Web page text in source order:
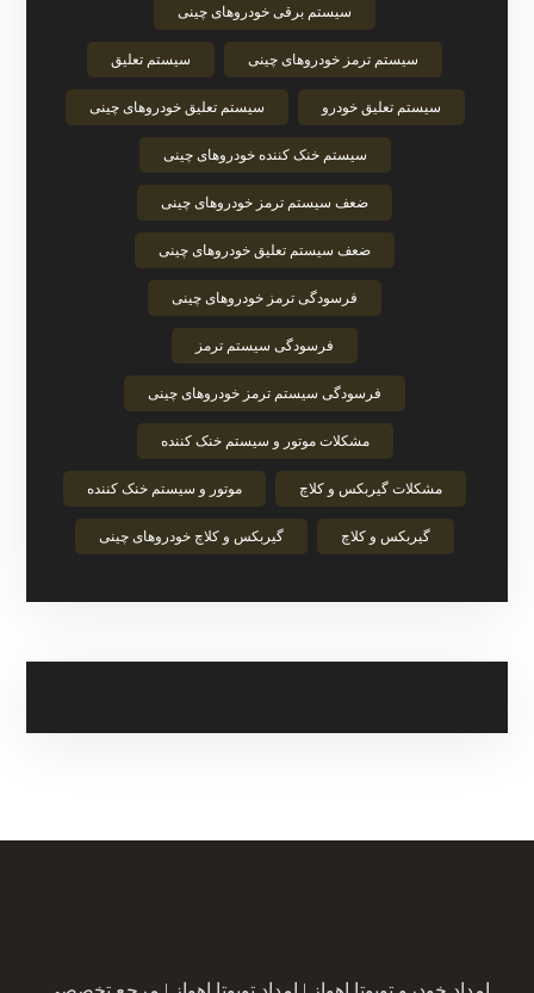
سیستم برقی خودروهای چینی
سیستم ترمز خودروهای چینی سیستم تعلیق
سیستم تعلیق خودرو سیستم تعلیق خودروهای چینی
سیستم خنک‌ کننده خودروهای چینی
ضعف سیستم ترمز خودروهای چینی
ضعف سیستم تعلیق خودروهای چینی
فرسودگی ترمز خودروهای چینی
فرسودگی سیستم ترمز
فرسودگی سیستم ترمز خودروهای چینی
مشکلات موتور و سیستم خنک‌ کننده
مشکلات گیربکس و کلاچ موتور و سیستم خنک‌ کننده
گیربکس و کلاچ گیربکس و کلاچ خودروهای چینی